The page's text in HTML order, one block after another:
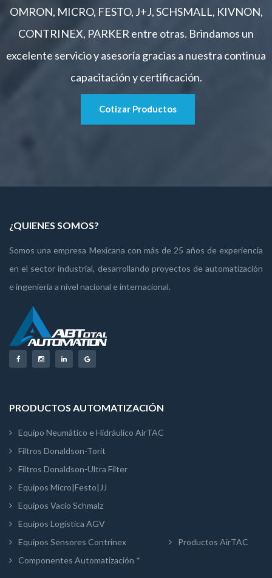
OMRON, MICRO, FESTO, J+J, SCHSMALL, KIVNON,
CONTRINEX, PARKER entre otras. Brindamos un
excelente servicio y asesoría gracias a nuestra continua
capacitación y certificación.
Cotizar Productos
¿QUIENES SOMOS?
Somos una empresa Mexicana con más de 25 años de experiencia
en el sector industrial, desarrollando proyectos de automatización
e ingeniería a nivel nacional e internacional.
PRODUCTOS AUTOMATIZACIÓN
Equipo Neumático e Hidráulico AirTAC
Filtros Donaldson-Torit
Filtros Donaldson-Ultra Filter
Equipos Micro|Festo|JJ
Equipos Vacío Schmalz
Equipos Logística AGV
Equipos Sensores Contrinex
Productos AirTAC
Componentes Automatización *